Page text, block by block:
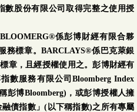
數股份有限公司取得完整之使用授
係彭博財經有限合夥
務標章。BARCLAYS®係巴克萊銀
章，且經授權使用之。彭博財經有
數服務有限公司Bloomberg Index
彭博Bloomberg)，或彭博授權人擁
債指數」(以下稱指數)之所有專屬